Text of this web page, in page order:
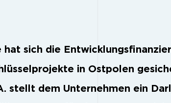
sich die
in Ostpolen
stellt dem Unternehmen ein